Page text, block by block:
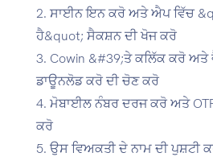
ਸਾਈਨ ਇਨ ਕਰੋ ਅਤੇ ਐਪ ਵਿੱਚ
ਹੈ&quot; ਸੈਕਸ਼ਨ ਦੀ ਖੋਜ ਕਰੋ
Cowin &#39;ਤੇ ਕਲਿੱਕ ਕਰੋ ਅਤੇ
ਡਾਊਨਲੋਡ ਕਰੋ ਦੀ ਚੋਣ ਕਰੋ
ਮੋਬਾਈਲ ਨੰਬਰ ਦਰਜ ਕਰੋ ਅਤੇ
ਕਰੋ
ਉਸ ਵਿਅਕਤੀ ਦੇ ਨਾਮ ਦੀ ਪੁਸ਼ਟੀ